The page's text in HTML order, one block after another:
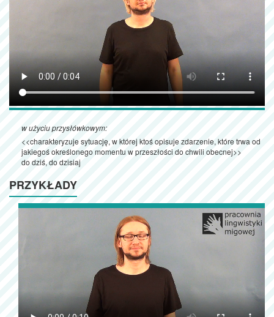
w użyciu przysłówkowym:
<<charakteryzuje sytuację, w której ktoś opisuje zdarzenie, które trwa od
jakiegoś określonego momentu w przeszłości do chwili obecnej>>
do dziś, do dzisiaj
PRZYKŁADY